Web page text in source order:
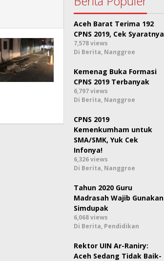
Aceh Barat Terima 192
CPNS 2019, Cek Syaratnya
7,578 views
Di Berita, Nanggroe
Kemenag Buka Formasi
CPNS 2019 Terbanyak
6,797 views
Di Berita, Nanggroe
CPNS 2019
Kemenkumham untuk
SMA/SMK, Yuk Cek
Infonya!
6,326 views
Di Berita, Nanggroe
Tahun 2020 Guru
Madrasah Wajib Gunakan
Simdupak
6,068 views
Di Berita, Pendidikan
Rektor UIN Ar-Raniry:
Aceh Sedang Tidak Baik-